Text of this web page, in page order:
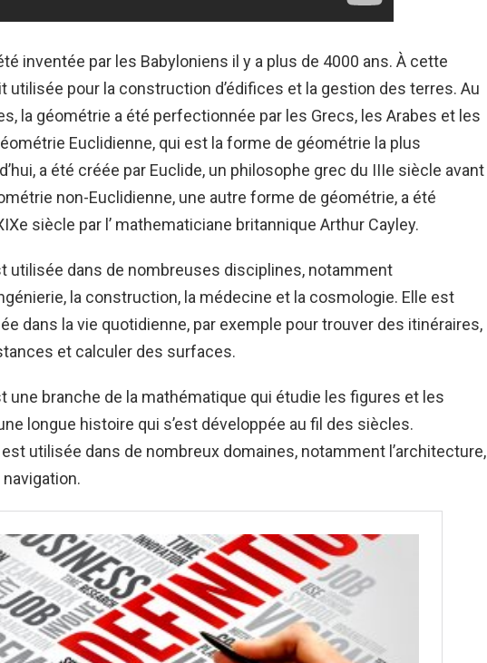
inventée par les Babyloniens il y a plus de 4000 ans. À cette
utilisée pour la construction d’édifices et la gestion des terres. Au
la géométrie a été perfectionnée par les Grecs, les Arabes et les
Euclidienne, qui est la forme de géométrie la plus
a été créée par Euclide, un philosophe grec du IIIe siècle avant
non-Euclidienne, une autre forme de géométrie, a été
siècle par l’ mathematiciane britannique Arthur Cayley.
utilisée dans de nombreuses disciplines, notamment
la construction, la médecine et la cosmologie. Elle est
dans la vie quotidienne, par exemple pour trouver des itinéraires,
et calculer des surfaces.
une branche de la mathématique qui étudie les figures et les
longue histoire qui s’est développée au fil des siècles.
est utilisée dans de nombreux domaines, notamment l’architecture,
navigation.